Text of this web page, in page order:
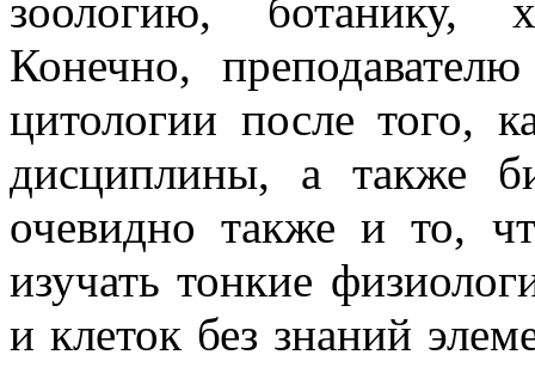
зоологию, ботанику,
Конечно,
цитологии после того,
дисциплины, а также
очевидно также и то,
изучать тонкие
и клеток без знаний